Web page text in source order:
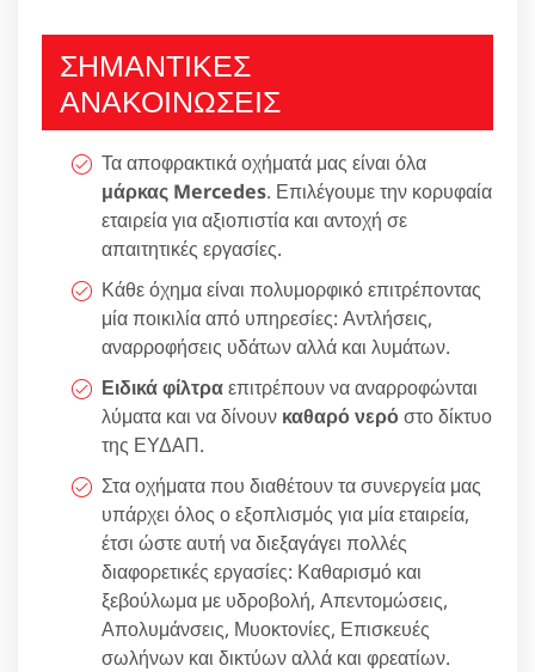
ΣΗΜΑΝΤΙΚΕΣ
ΑΝΑΚΟΙΝΩΣΕΙΣ
Τα αποφρακτικά οχήματά μας είναι όλα
μάρκας Mercedes. Επιλέγουμε την κορυφαία
εταιρεία για αξιοπιστία και αντοχή σε
απαιτητικές εργασίες.
Κάθε όχημα είναι πολυμορφικό επιτρέποντας
μία ποικιλία από υπηρεσίες: Αντλήσεις,
αναρροφήσεις υδάτων αλλά και λυμάτων.
Ειδικά φίλτραεπιτρέπουν να αναρροφώνται
λύματα και να δίνουν καθαρό νερόστο δίκτυο
της ΕΥΔΑΠ.
Στα οχήματα που διαθέτουν τα συνεργεία μας
υπάρχει όλος ο εξοπλισμός για μία εταιρεία,
έτσι ώστε αυτή να διεξαγάγει πολλές
διαφορετικές εργασίες: Καθαρισμό και
ξεβούλωμα με υδροβολή, Απεντομώσεις,
Απολυμάνσεις, Μυοκτονίες, Επισκευές
σωλήνων και δικτύων αλλά και φρεατίων.